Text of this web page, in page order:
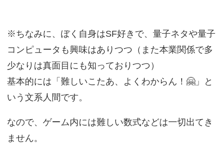
※ちなみに、ぼく自身はSF好きで、量子ネタや量子
コンピュータも興味はありつつ（また本業関係で多
少なりは真面目にも知っておりつつ）
基本的には「難しいこたあ、よくわからん！🤗」と
いう文系人間です。
なので、ゲーム内には難しい数式などは一切出てき
ません。